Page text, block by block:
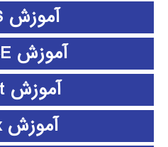
آموزش HFSS
آموزش HSPICE
آموزش L-Edit
آموزش Latex